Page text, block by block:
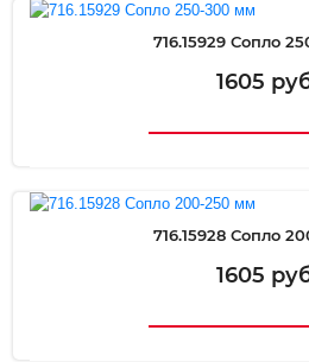
716.15929 Сопло
1605
716.15928 Сопло
1605